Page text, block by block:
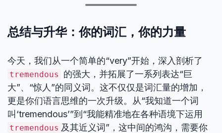
总结与升华：你的词汇，你的力量
今天，我们从一个简单的“very”开始，深入剖析了
tremendous
的强大，并拓展了一系列表达“巨
大”、“惊人”的同义词。这不仅仅是词汇量的增加，
更是你们语言思维的一次升级。从“我知道一个词
叫‘tremendous’”到“我能精准地在各种语境下运用
tremendous 及其近义词”，这中间的鸿沟，需要你